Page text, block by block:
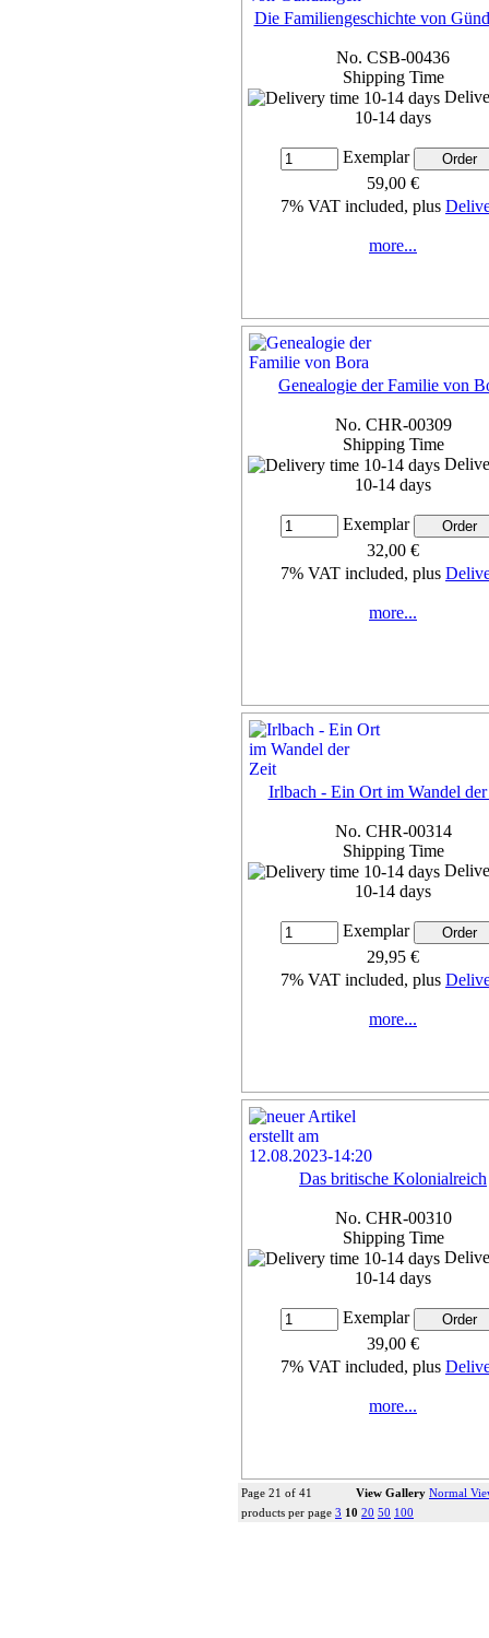
Die Familiengeschichte von
No. CSB-00436
Shipping Time
10-14 days
Exemplar
59,00 €
7% VAT included, plus
more...
Genealogie der Familie von
No. CHR-00309
Shipping Time
10-14 days
Exemplar
32,00 €
7% VAT included, plus
more...
Irlbach - Ein Ort im Wandel
No. CHR-00314
Shipping Time
10-14 days
Exemplar
29,95 €
7% VAT included, plus
more...
Das britische Kolonialreich
No. CHR-00310
Shipping Time
10-14 days
Exemplar
39,00 €
7% VAT included, plus
more...
Page 21 of 41 View Gallery Normal
products per page 3 10 20 50 100